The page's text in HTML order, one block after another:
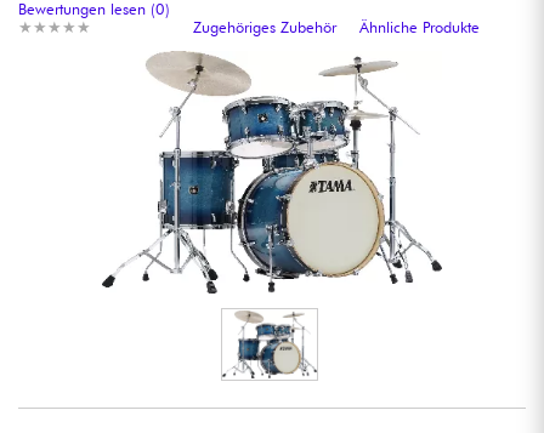
Klaviere & Piano
Synths & samplers
Kopfhörer
★ ★ ★ ★ ★
★ ★ ★ ★ ★
Bewertungen lesen (0)
Zugehöriges Zubehör
Ähnliche Produkte